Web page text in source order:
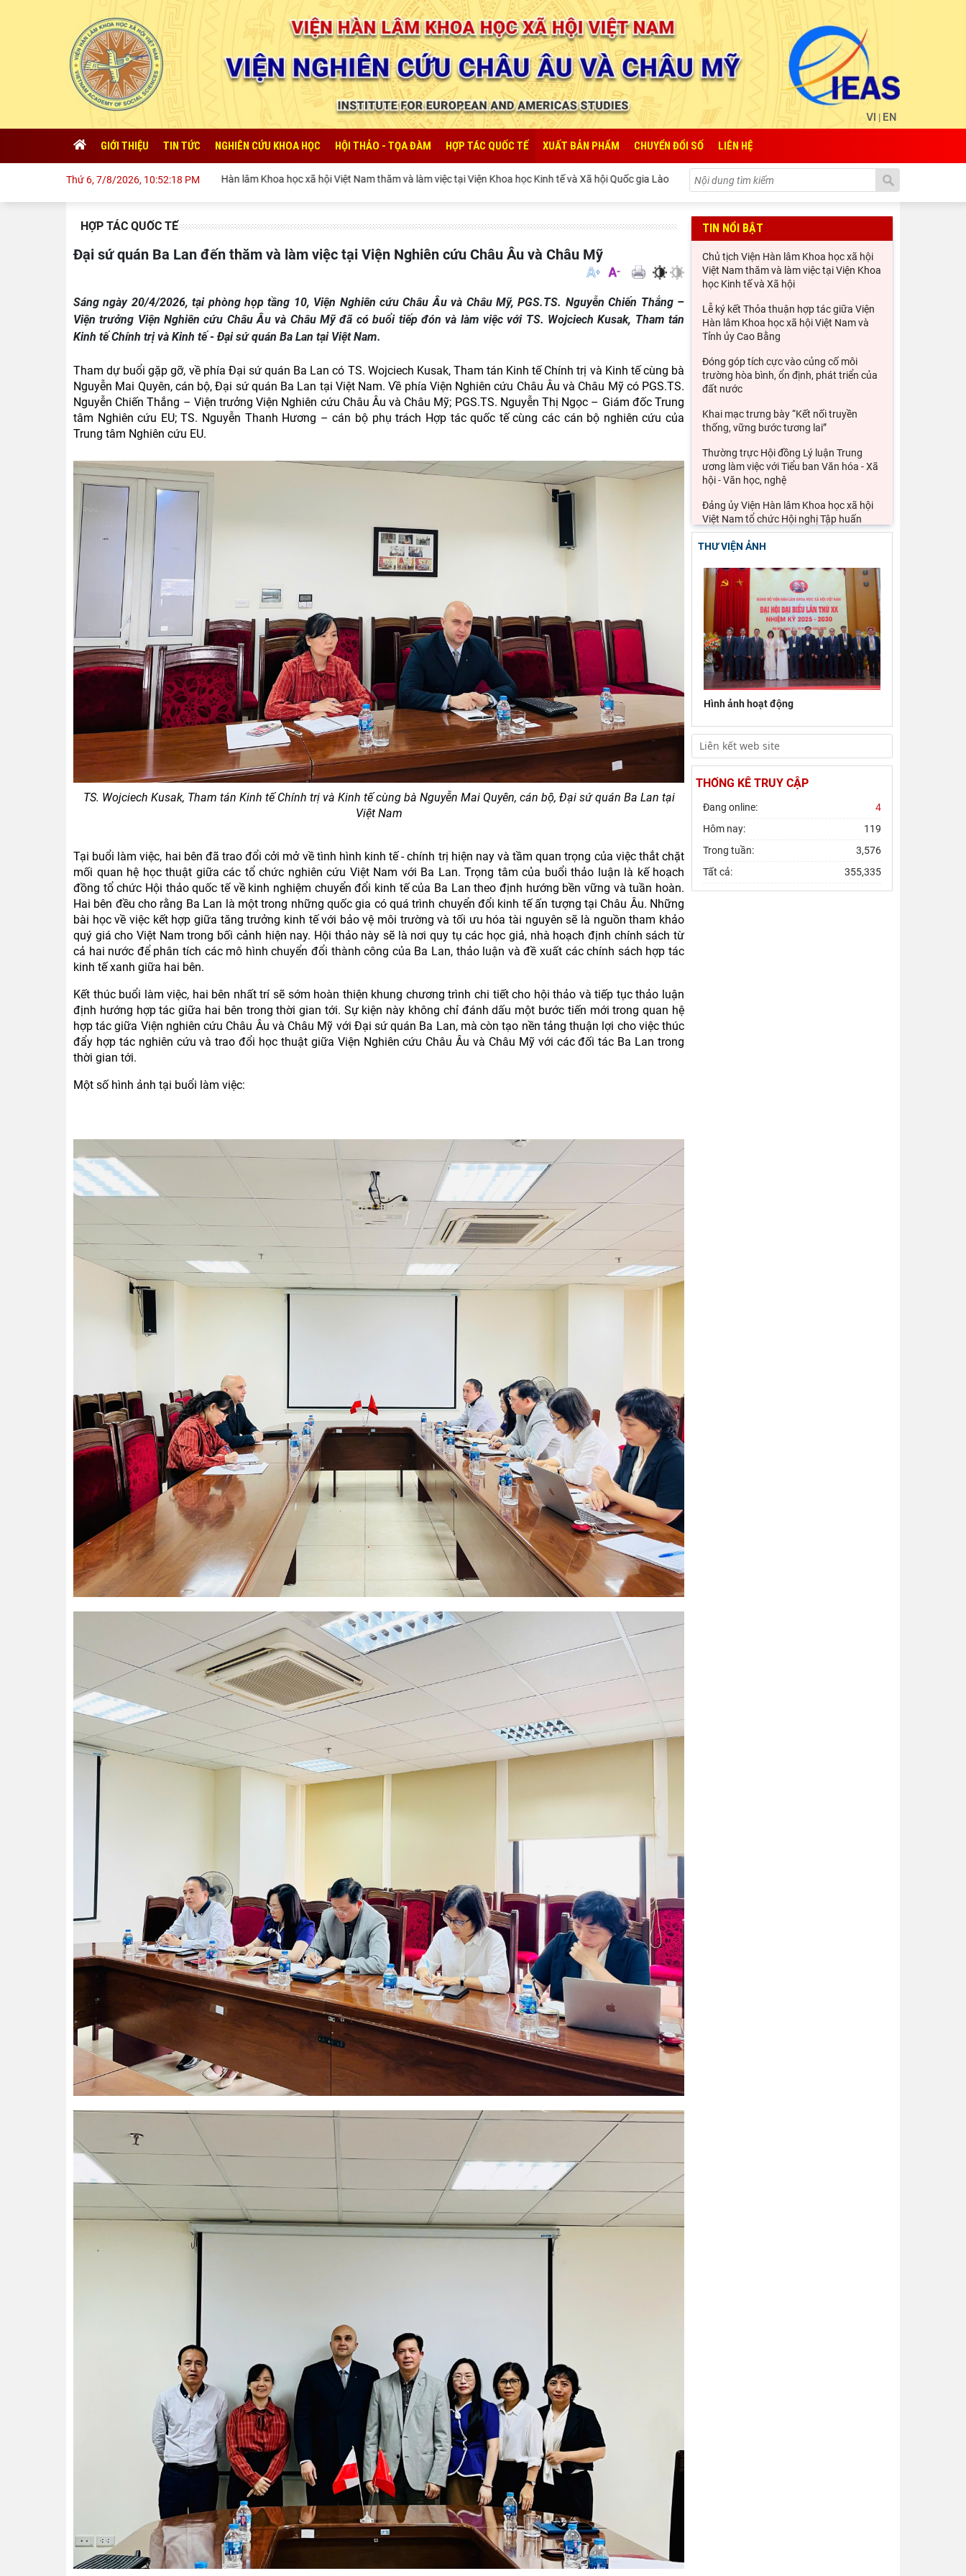
VI | EN
GIỚI THIỆU TIN TỨC NGHIÊN CỨU KHOA HỌC HỘI THẢO - TỌA ĐÀM HỢP TÁC QUỐC TẾ XUẤT BẢN PHẨM CHUYỂN ĐỔI SỐ LIÊN HỆ
Thứ 6, 7/8/2026, 10:52:20 PM
Chủ tịch Viện Hàn lâm Khoa học xã hội Việt Nam thăm và làm việc tại Viện Khoa học Kinh tế và Xã hội Quốc gia Lào Lễ ký kết Thỏa thuận hợp tác giữa Viện Hàn lâm Khoa học xã hội
HỢP TÁC QUỐC TẾ
Đại sứ quán Ba Lan đến thăm và làm việc tại Viện Nghiên cứu Châu Âu và Châu Mỹ
Sáng ngày 20/4/2026, tại phòng họp tầng 10, Viện Nghiên cứu Châu Âu và Châu Mỹ, PGS.TS. Nguyễn Chiến Thắng –
Viện trưởng Viện Nghiên cứu Châu Âu và Châu Mỹ đã có buổi tiếp đón và làm việc với TS. Wojciech Kusak, Tham tán
Kinh tế Chính trị và Kinh tế - Đại sứ quán Ba Lan tại Việt Nam.
Tham dự buổi gặp gỡ, về phía Đại sứ quán Ba Lan có TS. Wojciech Kusak, Tham tán Kinh tế Chính trị và Kinh tế cùng bà
Nguyễn Mai Quyên, cán bộ, Đại sứ quán Ba Lan tại Việt Nam. Về phía Viện Nghiên cứu Châu Âu và Châu Mỹ có PGS.TS.
Nguyễn Chiến Thắng – Viện trưởng Viện Nghiên cứu Châu Âu và Châu Mỹ; PGS.TS. Nguyễn Thị Ngọc – Giám đốc Trung
tâm Nghiên cứu EU; TS. Nguyễn Thanh Hương – cán bộ phụ trách Hợp tác quốc tế cùng các cán bộ nghiên cứu của
Trung tâm Nghiên cứu EU.
TS. Wojciech Kusak, Tham tán Kinh tế Chính trị và Kinh tế cùng bà Nguyễn Mai Quyên, cán bộ, Đại sứ quán Ba Lan tại
Việt Nam
Tại buổi làm việc, hai bên đã trao đổi cởi mở về tình hình kinh tế - chính trị hiện nay và tầm quan trọng của việc thắt chặt
mối quan hệ học thuật giữa các tổ chức nghiên cứu Việt Nam với Ba Lan. Trọng tâm của buổi thảo luận là kế hoạch
đồng tổ chức Hội thảo quốc tế về kinh nghiệm chuyển đổi kinh tế của Ba Lan theo định hướng bền vững và tuần hoàn.
Hai bên đều cho rằng Ba Lan là một trong những quốc gia có quá trình chuyển đổi kinh tế ấn tượng tại Châu Âu. Những
bài học về việc kết hợp giữa tăng trưởng kinh tế với bảo vệ môi trường và tối ưu hóa tài nguyên sẽ là nguồn tham khảo
quý giá cho Việt Nam trong bối cảnh hiện nay. Hội thảo này sẽ là nơi quy tụ các học giả, nhà hoạch định chính sách từ
cả hai nước để phân tích các mô hình chuyển đổi thành công của Ba Lan, thảo luận và đề xuất các chính sách hợp tác
kinh tế xanh giữa hai bên.
Kết thúc buổi làm việc, hai bên nhất trí sẽ sớm hoàn thiện khung chương trình chi tiết cho hội thảo và tiếp tục thảo luận
định hướng hợp tác giữa hai bên trong thời gian tới. Sự kiện này không chỉ đánh dấu một bước tiến mới trong quan hệ
hợp tác giữa Viện nghiên cứu Châu Âu và Châu Mỹ với Đại sứ quán Ba Lan, mà còn tạo nền tảng thuận lợi cho việc thúc
đẩy hợp tác nghiên cứu và trao đổi học thuật giữa Viện Nghiên cứu Châu Âu và Châu Mỹ với các đối tác Ba Lan trong
thời gian tới.
Một số hình ảnh tại buổi làm việc:
TIN NỔI BẬT
Chủ tịch Viện Hàn lâm Khoa học xã hội
Việt Nam thăm và làm việc tại Viện Khoa
học Kinh tế và Xã hội
Lễ ký kết Thỏa thuận hợp tác giữa Viện
Hàn lâm Khoa học xã hội Việt Nam và
Tỉnh ủy Cao Bằng
Đóng góp tích cực vào củng cố môi
trường hòa bình, ổn định, phát triển của
đất nước
Khai mạc trưng bày “Kết nối truyền
thống, vững bước tương lai”
Thường trực Hội đồng Lý luận Trung
ương làm việc với Tiểu ban Văn hóa - Xã
hội - Văn học, nghệ
Đảng ủy Viện Hàn lâm Khoa học xã hội
Việt Nam tổ chức Hội nghị Tập huấn
nghiệp vụ công tác kiểm
với Iran đến an ninh chuỗi cung ứng và
kinh tế vĩ mô của
Lý thuyết thực hành của các học giả
phương Tây và khả năng ứng dụng vào
phát triển du lịch cộng
Đoàn công tác Viện Nghiên cứu Châu Âu
và Châu Mỹ khảo sát thực tế tại thành
phố Hồ Chí Minh
văn hóa Lê Quý Đôn - Di sản và giá trị
thời đại”
THƯ VIỆN ẢNH
Hình ảnh hoạt động
THỐNG KÊ TRUY CẬP
Đang online:
4
Hôm nay:
119
Trong tuần:
3,576
Tất cả:
355,335